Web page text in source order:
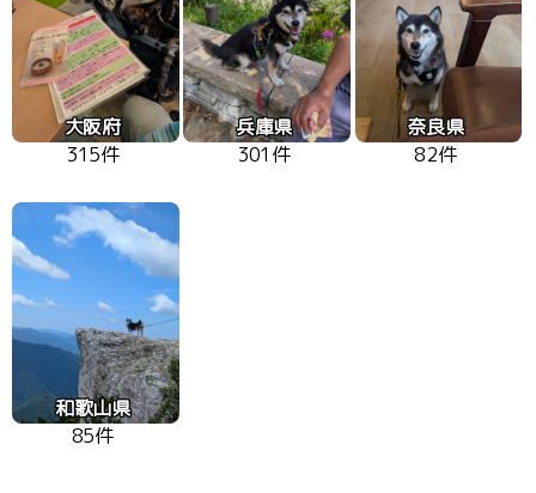
大阪府
315件
兵庫県
301件
奈良県
82件
和歌山県
85件